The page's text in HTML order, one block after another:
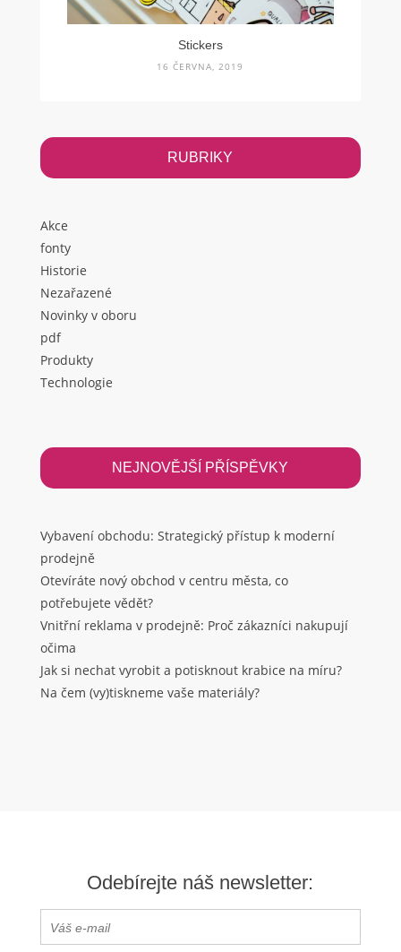
Stickers
16 ČERVNA, 2019
RUBRIKY
Akce
fonty
Historie
Nezařazené
Novinky v oboru
pdf
Produkty
Technologie
NEJNOVĚJŠÍ PŘÍSPĚVKY
Vybavení obchodu: Strategický přístup k moderní
prodejně
Otevíráte nový obchod v centru města, co
potřebujete vědět?
Vnitřní reklama v prodejně: Proč zákazníci nakupují
očima
Jak si nechat vyrobit a potisknout krabice na míru?
Na čem (vy)tiskneme vaše materiály?
Odebírejte náš newsletter: